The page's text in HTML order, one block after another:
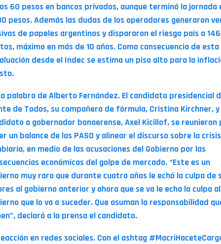
60 pesos en bancos privados, aunque terminó la jornada
pesos. Además las dudas de los operadores generaron
de papeles argentinos y dispararon el riesgo país a
máximo en más de 10 años. Como consecuencia de esta
desde el Indec se estima un piso alto para la
palabra de Alberto Fernández. El candidato presidencial
de Todos, su compañera de fórmula, Cristina Kirchner,
a gobernador bonaerense, Axel Kicillof, se reunieron
un balance de las PASO y alinear el discurso sobre la crisis
en medio de las acusaciones del Gobierno por las
económicas del golpe de mercado. “Este es un
muy raro que durante cuatro años le echó la culpa de
al gobierno anterior y ahora que se va le echa la culpa al
que lo va a suceder. Que asuman la responsabilidad
declaró a la prensa el candidato.
en redes sociales. Con el ashtag